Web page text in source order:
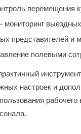
перемещения
представителей и
полевыми
настроек и